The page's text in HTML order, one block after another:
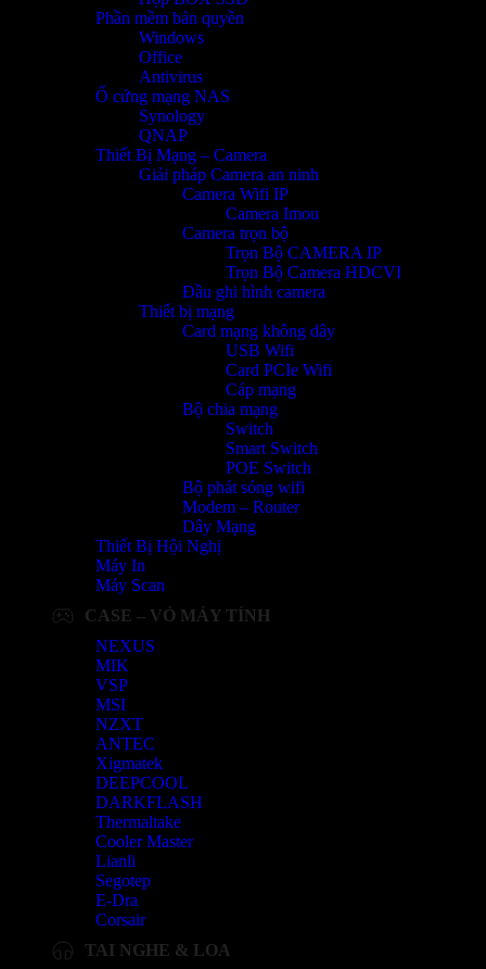
Phần mềm bản quyền
Windows
Office
Antivirus
Ổ cứng mạng NAS
Synology
QNAP
Thiết Bị Mạng – Camera
Giải pháp Camera an ninh
Camera Wifi IP
Camera Imou
Camera trọn bộ
Trọn Bộ CAMERA IP
Trọn Bộ Camera HDCVI
Đầu ghi hình camera
Thiết bị mạng
Card mạng không dây
USB Wifi
Card PCIe Wifi
Cáp mạng
Bộ chia mạng
Switch
Smart Switch
POE Switch
Bộ phát sóng wifi
Modem – Router
Dây Mạng
Thiết Bị Hội Nghị
Máy In
Máy Scan
CASE – VỎ MÁY TÍNH
NEXUS
MIK
VSP
MSI
NZXT
ANTEC
Xigmatek
DEEPCOOL
DARKFLASH
Thermaltake
Cooler Master
Lianli
Segotep
E-Dra
Corsair
TAI NGHE & LOA